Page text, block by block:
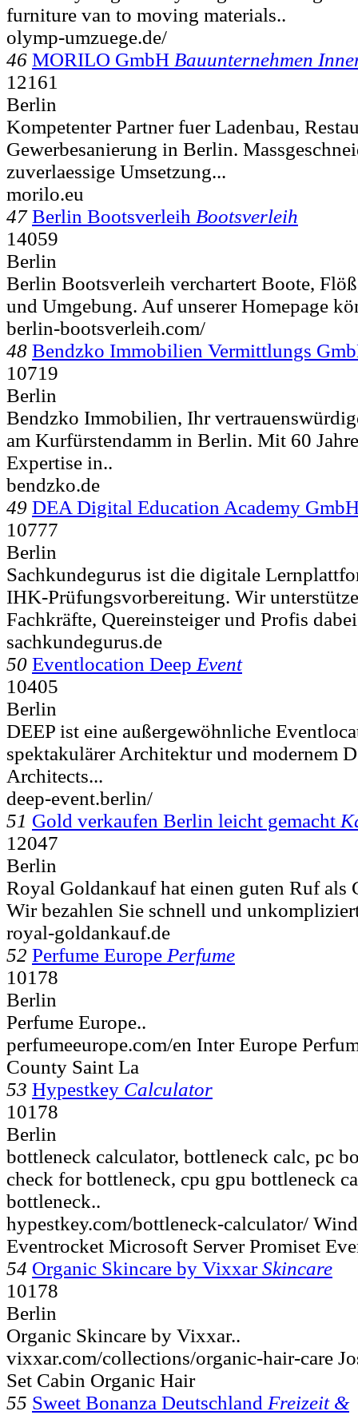
furniture van to moving materials..
olymp-umzuege.de/
46 MORILO GmbH Bauunternehmen
12161
Berlin
Kompetenter Partner fuer Ladenbau,
Gewerbesanierung in Berlin.
zuverlaessige Umsetzung...
morilo.eu
47 Berlin Bootsverleih Bootsverleih
14059
Berlin
Berlin Bootsverleih verchartert Boote,
und Umgebung. Auf unserer Homepage
berlin-bootsverleih.com/
48 Bendzko Immobilien Vermittlungs
10719
Berlin
Bendzko Immobilien, Ihr
am Kurfürstendamm in Berlin. Mit 60
Expertise in..
bendzko.de
49 DEA Digital Education Academy
10777
Berlin
Sachkundegurus ist die digitale
IHK-Prüfungsvorbereitung. Wir
Fachkräfte, Quereinsteiger und Profis
sachkundegurus.de
50 Eventlocation Deep Event
10405
Berlin
DEEP ist eine außergewöhnliche
spektakulärer Architektur und modernem
Architects...
deep-event.berlin/
51 Gold verkaufen Berlin leicht gemacht
12047
Berlin
Royal Goldankauf hat einen guten Ruf als
Wir bezahlen Sie schnell und
royal-goldankauf.de
52 Perfume Europe Perfume
10178
Berlin
Perfume Europe..
perfumeeurope.com/en Inter Europe
County Saint La
53 Hypestkey Calculator
10178
Berlin
bottleneck calculator, bottleneck calc, pc
check for bottleneck, cpu gpu bottleneck
bottleneck..
hypestkey.com/bottleneck-calculator/
Eventrocket Microsoft Server Promiset
54 Organic Skincare by Vixxar Skincare
10178
Berlin
Organic Skincare by Vixxar..
vixxar.com/collections/organic-hair-care
Set Cabin Organic Hair
55 Sweet Bonanza Deutschland Freizeit &